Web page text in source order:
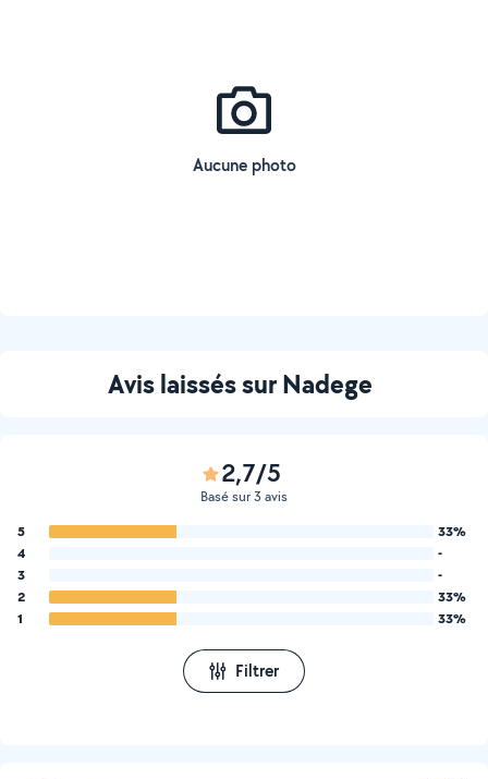
Aucune photo
Avis laissés sur Nadege
2,7/5
Basé sur 3 avis
5
33%
4
-
3
-
2
33%
1
33%
Filtrer